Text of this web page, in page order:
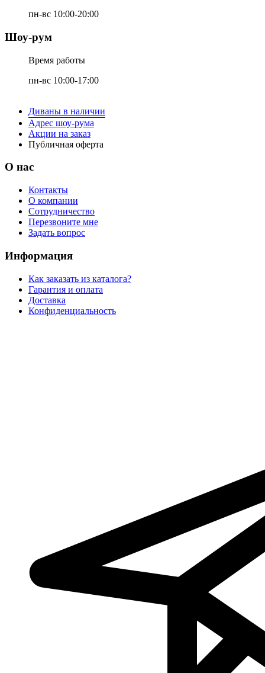
пн-вс 10:00-20:00
Шоу-рум
Время работы
пн-вс 10:00-17:00
Диваны в наличии
Адрес шоу-рума
Акции на заказ
Публичная оферта
О нас
Контакты
О компании
Сотрудничество
Перезвоните мне
Задать вопрос
Информация
Как заказать из каталога?
Гарантия и оплата
Доставка
Конфиденциальность